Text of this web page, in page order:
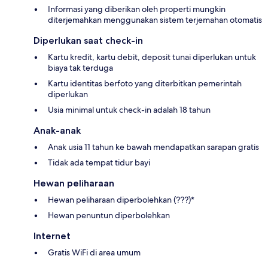
Informasi yang diberikan oleh properti mungkin
diterjemahkan menggunakan sistem terjemahan otomatis
Diperlukan saat check-in
Kartu kredit, kartu debit, deposit tunai diperlukan untuk
biaya tak terduga
Kartu identitas berfoto yang diterbitkan pemerintah
diperlukan
Usia minimal untuk check-in adalah 18 tahun
Anak-anak
Anak usia 11 tahun ke bawah mendapatkan sarapan gratis
Tidak ada tempat tidur bayi
Hewan peliharaan
Hewan peliharaan diperbolehkan (???)*
Hewan penuntun diperbolehkan
Internet
Gratis WiFi di area umum